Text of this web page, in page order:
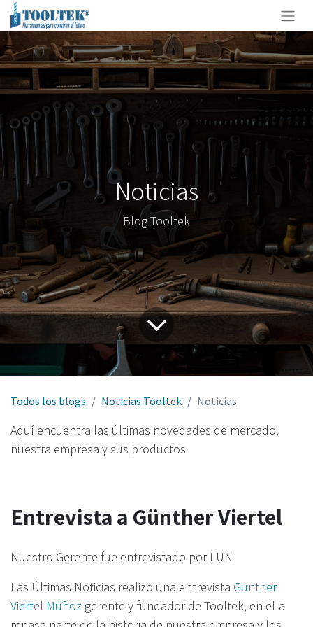
Noticias
Blog Tooltek
Todos los blogs Noticias Tooltek Noticias
Aquí encuentra las últimas novedades de mercado,
nuestra empresa y sus productos
Entrevista a Günther Viertel
Nuestro Gerente fue entrevistado por LUN
Las Últimas Noticias realizo una entrevista Gunther
Viertel Muñoz gerente y fundador de Tooltek, en ella